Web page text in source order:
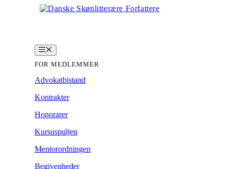
Menu
FOR MEDLEMMER
Advokatbistand
Kontrakter
Honorarer
Kursuspuljen
Mentorordningen
Begivenheder